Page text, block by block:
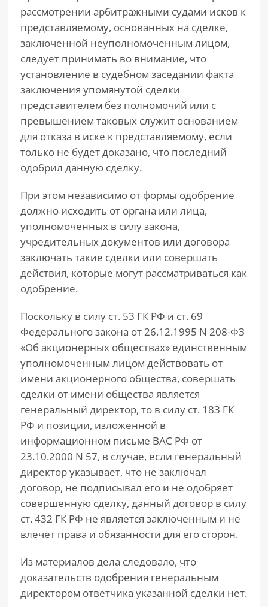
рассмотрении арбитражными судами исков к
представляемому, основанных на сделке,
заключенной неуполномоченным лицом,
следует принимать во внимание, что
установление в судебном заседании факта
заключения упомянутой сделки
представителем без полномочий или с
превышением таковых служит основанием
для отказа в иске к представляемому, если
только не будет доказано, что последний
одобрил данную сделку.
При этом независимо от формы одобрение
должно исходить от органа или лица,
уполномоченных в силу закона,
учредительных документов или договора
заключать такие сделки или совершать
действия, которые могут рассматриваться как
одобрение.
Поскольку в силу ст. 53 ГК РФ и ст. 69
Федерального закона от 26.12.1995 N 208-ФЗ
«Об акционерных обществах» единственным
уполномоченным лицом действовать от
имени акционерного общества, совершать
сделки от имени общества является
генеральный директор, то в силу ст. 183 ГК
РФ и позиции, изложенной в
информационном письме ВАС РФ от
23.10.2000 N 57, в случае, если генеральный
директор указывает, что не заключал
договор, не подписывал его и не одобряет
совершенную сделку, данный договор в силу
ст. 432 ГК РФ не является заключенным и не
влечет права и обязанности для его сторон.
Из материалов дела следовало, что
доказательств одобрения генеральным
директором ответчика указанной сделки нет.